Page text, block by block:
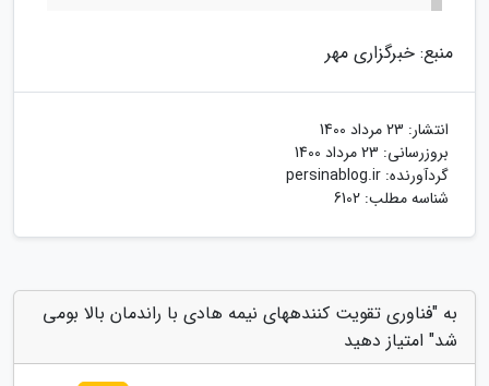
منبع: خبرگزاری مهر
انتشار: 23 مرداد 1400
بروزرسانی: 23 مرداد 1400
گردآورنده: persinablog.ir
شناسه مطلب: 6102
به "فناوری تقویت کنندههای نیمه هادی با راندمان بالا بومی
شد" امتیاز دهید